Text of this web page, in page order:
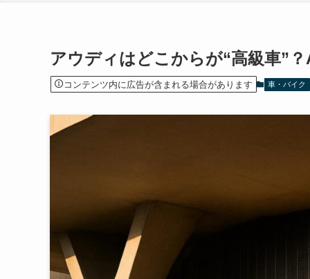
アウディはどこからが“高級車”
コンテンツ内に広告が含まれる場合があります 車・バイク